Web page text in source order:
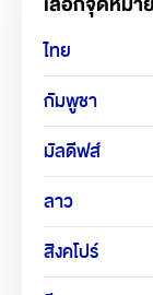
ไทย
กัมพูชา
มัลดีฟส์
ลาว
สิงคโปร์